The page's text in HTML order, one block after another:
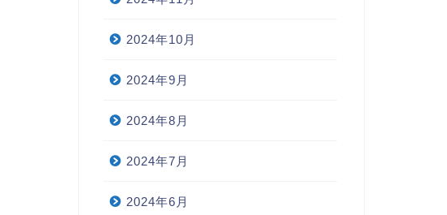
2024年10月
2024年9月
2024年8月
2024年7月
2024年6月